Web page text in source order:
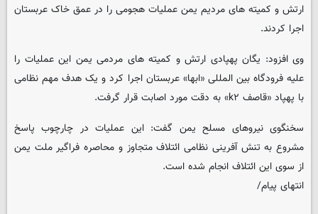
ارتش و کمیته های مردیم یمن عملیات هجومی را در عمق خاک عربستان
اجرا کردند.
وی افزود: یگان پهپادی ارتش و کمیته های مردمی یمن این عملیات را
علیه فرودگاه بین المللی «ابها» عربستان اجرا کرد و یک هدف مهم نظامی
با پهپاد «قاصف k۲» به دقت مورد اصابت قرار گرفت.
سخنگوی نیروهای مسلح یمن گفت: این عملیات در چارچوب پاسخ
مشروع به تنش آفرینی نظامی ائتلاف متجاوز و محاصره فراگیر ملت یمن
از سوی این ائتلاف انجام شده است.
انتهای پیام/